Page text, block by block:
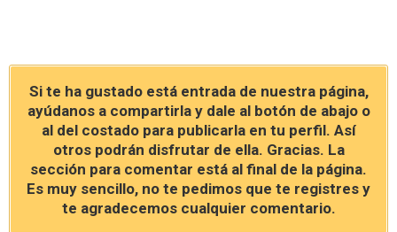
Si te ha gustado está entrada de nuestra página,
ayúdanos a compartirla y dale al botón de abajo o
al del costado para publicarla en tu perfil. Así
otros podrán disfrutar de ella. Gracias. La
sección para comentar está al final de la página.
Es muy sencillo, no te pedimos que te registres y
te agradecemos cualquier comentario.